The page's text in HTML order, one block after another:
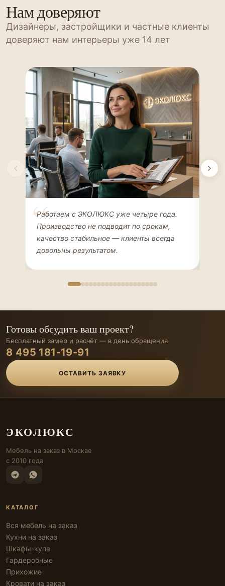
Нам доверяют
Дизайнеры, застройщики и частные клиенты
доверяют нам интерьеры уже 14 лет
Елена Соколова
ДИЗАЙНЕР ИНТЕРЬЕРОВ
Работаем с ЭКОЛЮКС уже четыре года.
Производство не подводит по срокам,
качество стабильное — клиенты всегда
довольны результатом.
Готовы обсудить ваш проект?
Бесплатный замер и расчёт — в день обращения
8 495 181-19-91
ОСТАВИТЬ ЗАЯВКУ
ЭКОЛЮКС
Мебель на заказ в Москве
с 2010 года
КАТАЛОГ
Вся мебель на заказ
Кухни на заказ
Шкафы-купе
Гардеробные
Прихожие
Кровати на заказ